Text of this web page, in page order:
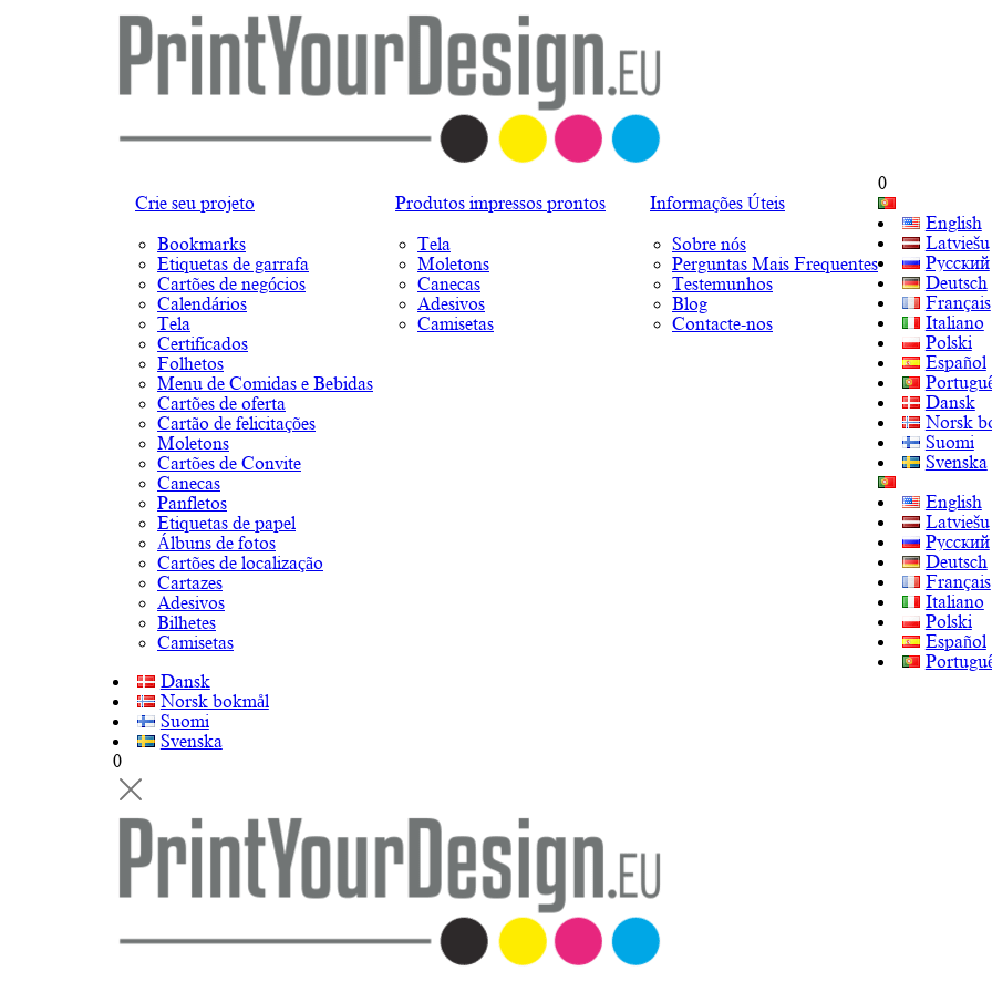
Crie seu projeto
Bookmarks
Etiquetas de garrafa
Cartões de negócios
Calendários
Tela
Certificados
Folhetos
Menu de Comidas e Bebidas
Cartões de oferta
Cartão de felicitações
Moletons
Cartões de Convite
Canecas
Panfletos
Etiquetas de papel
Álbuns de fotos
Cartões de localização
Cartazes
Adesivos
Bilhetes
Camisetas
Produtos impressos prontos
Tela
Moletons
Canecas
Adesivos
Camisetas
Informações Úteis
Sobre nós
Perguntas Mais Frequentes
Testemunhos
Blog
Contacte-nos
0
English
Latviešu
Русский
Deutsch
Français
Italiano
Polski
Español
Dansk
Norsk
Suomi
Svenska
English
Latviešu
Русский
Deutsch
Français
Italiano
Polski
Español
Dansk
Norsk bokmål
Suomi
Svenska
0